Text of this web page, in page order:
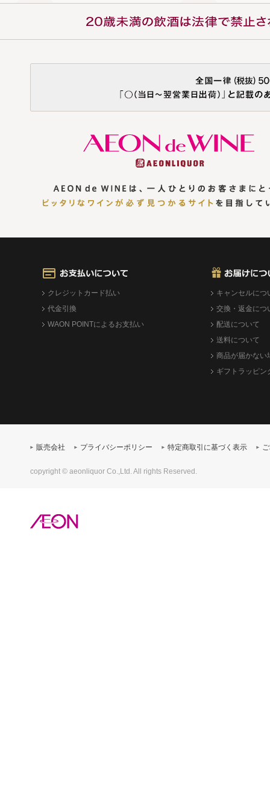
クレジットカード払い
代金引換
WAON POINTによるお支払い
キャンセルにつ
交換・返金につ
配送について
送料について
商品が届かない
ギフトラッピン
販売会社 プライバシーポリシー 特定商取引に基づく表示
copyright © aeonliquor Co.,Ltd. All rights Reserved.